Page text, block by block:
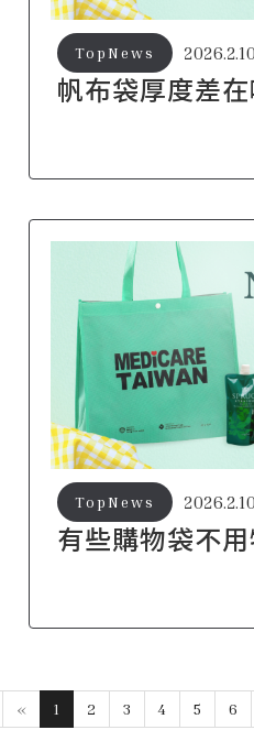
帆布袋厚度差
TopNews
有些購物袋不
看，卻總讓人
TopNews
« 1 2 3 4 5 6